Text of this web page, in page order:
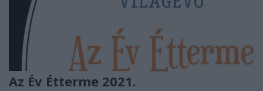
Az Év Étterme 2021.